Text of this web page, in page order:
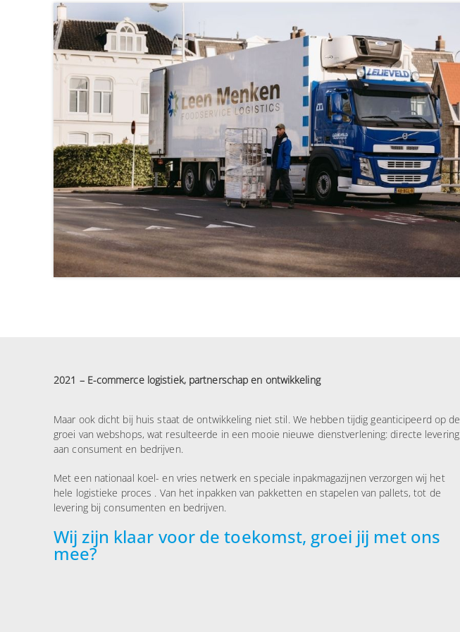
2021 – E-commerce logistiek, partnerschap en ontwikkeling
Maar ook dicht bij huis staat de ontwikkeling niet stil. We hebben tijdig geanticipeerd op de
groei van webshops, wat resulteerde in een mooie nieuwe dienstverlening: directe levering
aan consument en bedrijven.
Met een nationaal koel- en vries netwerk en speciale inpakmagazijnen verzorgen wij het
hele logistieke proces . Van het inpakken van pakketten en stapelen van pallets, tot de
levering bij consumenten en bedrijven.
Wij zijn klaar voor de toekomst, groei jij met ons
mee?